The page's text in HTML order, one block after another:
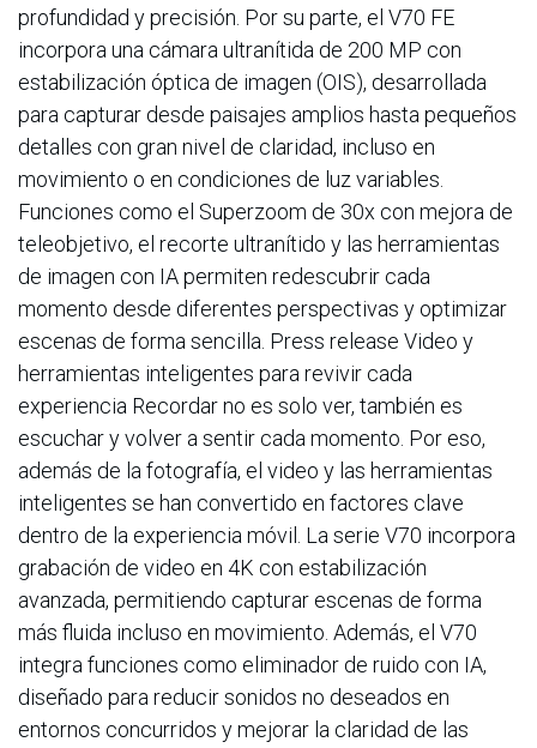
profundidad y precisión. Por su parte, el V70 FE
incorpora una cámara ultranítida de 200 MP con
estabilización óptica de imagen (OIS), desarrollada
para capturar desde paisajes amplios hasta pequeños
detalles con gran nivel de claridad, incluso en
movimiento o en condiciones de luz variables.
Funciones como el Superzoom de 30x con mejora de
teleobjetivo, el recorte ultranítido y las herramientas
de imagen con IA permiten redescubrir cada
momento desde diferentes perspectivas y optimizar
escenas de forma sencilla. Press release Video y
herramientas inteligentes para revivir cada
experiencia Recordar no es solo ver, también es
escuchar y volver a sentir cada momento. Por eso,
además de la fotografía, el video y las herramientas
inteligentes se han convertido en factores clave
dentro de la experiencia móvil. La serie V70 incorpora
grabación de video en 4K con estabilización
avanzada, permitiendo capturar escenas de forma
más fluida incluso en movimiento. Además, el V70
integra funciones como eliminador de ruido con IA,
diseñado para reducir sonidos no deseados en
entornos concurridos y mejorar la claridad de las